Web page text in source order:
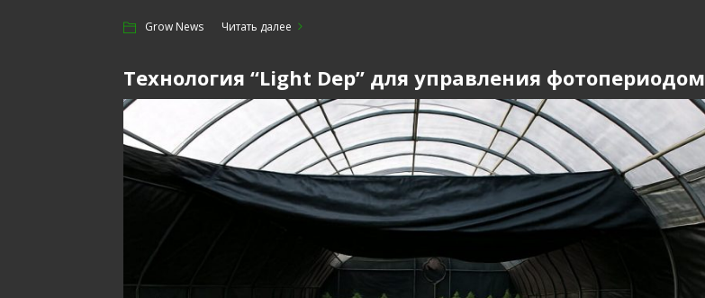
Grow News Читать далее
Технология “Light Dep” для управления фотопериодом